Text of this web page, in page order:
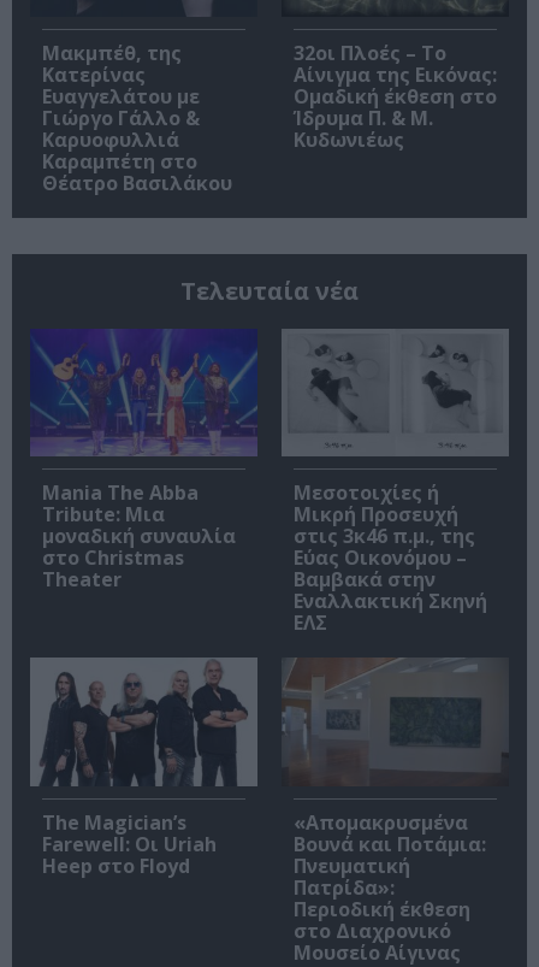
Μακμπέθ, της
Κατερίνας
Ευαγγελάτου με
Γιώργο Γάλλο &
Καρυοφυλλιά
Καραμπέτη στο
Θέατρο Βασιλάκου
32οι Πλοές – Το
Αίνιγμα της Εικόνας:
Ομαδική έκθεση στο
Ίδρυμα Π. & Μ.
Κυδωνιέως
Τελευταία νέα
Mania The Abba
Tribute: Μια
μοναδική συναυλία
στο Christmas
Theater
Μεσοτοιχίες ή
Μικρή Προσευχή
στις 3κ46 π.μ., της
Εύας Οικονόμου –
Βαμβακά στην
Εναλλακτική Σκηνή
ΕΛΣ
The Magician’s
Farewell: Οι Uriah
Heep στο Floyd
«Απομακρυσμένα
Βουνά και Ποτάμια:
Πνευματική
Πατρίδα»:
Περιοδική έκθεση
στο Διαχρονικό
Μουσείο Αίγινας